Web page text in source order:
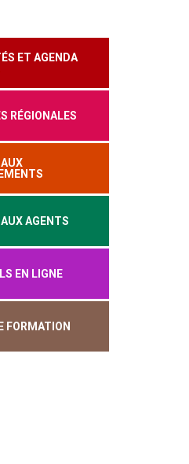
ET AGENDA
RÉGIONALES
AGENTS
EN LIGNE
FORMATION